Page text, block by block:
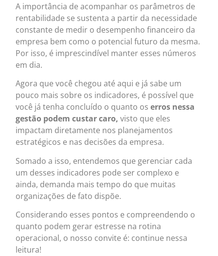
A importância de acompanhar os parâmetros de
rentabilidade se sustenta a partir da necessidade
constante de medir o desempenho financeiro da
empresa bem como o potencial futuro da mesma.
Por isso, é imprescindível manter esses números
em dia.
Agora que você chegou até aqui e já sabe um
pouco mais sobre os indicadores, é possível que
você já tenha concluído o quanto oserros nessa
gestão podem custar caro, visto que eles
impactam diretamente nos planejamentos
estratégicos e nas decisões da empresa.
Somado a isso, entendemos que gerenciar cada
um desses indicadores pode ser complexo e
ainda, demanda mais tempo do que muitas
organizações de fato dispõe.
Considerando esses pontos e compreendendo o
quanto podem gerar estresse na rotina
operacional, o nosso convite é: continue nessa
leitura!